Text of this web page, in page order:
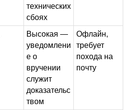
технических
сбоях
Высокая —
уведомлени
е о
вручении
служит
доказательс
твом
Офлайн,
требует
похода на
почту